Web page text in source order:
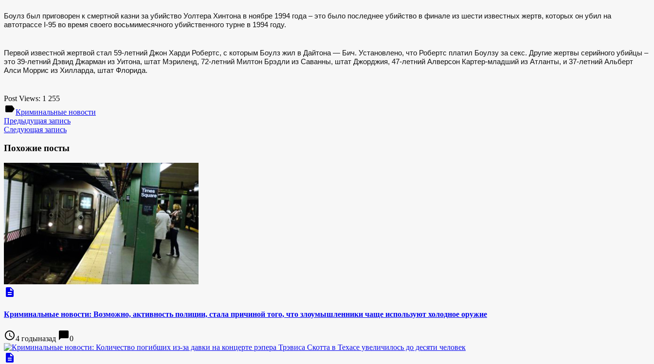
Боулз был приговорен к смертной казни за убийство Уолтера Хинтона в ноябре 1994 года – это было последнее убийство в финале из шести известных жертв, которых он убил на
автотрассе I-95 во время своего восьмимесячного убийственного турне в 1994 году.
Первой известной жертвой стал 59-летний Джон Харди Робертс, с которым Боулз жил в Дайтона — Бич. Установлено, что Робертс платил Боулзу за секс. Другие жертвы серийного убийцы –
это 39-летний Дэвид Джарман из Уитона, штат Мэриленд, 72-летний Милтон Брэдли из Саванны, штат Джорджия, 47-летний Алверсон Картер-младший из Атланты, и 37-летний Альберт
Алси Моррис из Хилларда, штат Флорида.
Post Views: 1 255
labelКриминальные новости
Предыдущая запись
Следующая запись
Похожие посты
description
Криминальные новости: Возможно, активность полиции, стала причиной того, что злоумышленники чаще используют холодное оружие
access_time4 годыназад chat_bubble0
description